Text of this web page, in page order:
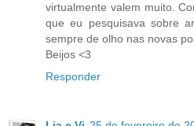
virtualmente valem muito.
que eu pesquisava sobre
sempre de olho nas novas
Beijos <3
Responder